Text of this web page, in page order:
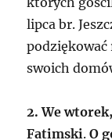
lipca br.
swoich
2. We wtorek
Fatimski. O